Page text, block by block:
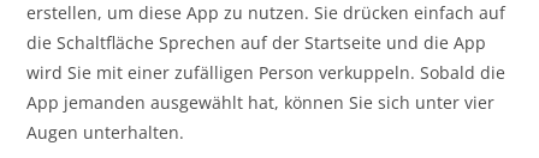
erstellen, um diese App zu nutzen. Sie drücken einfach auf
die Schaltfläche Sprechen auf der Startseite und die App
wird Sie mit einer zufälligen Person verkuppeln. Sobald die
App jemanden ausgewählt hat, können Sie sich unter vier
Augen unterhalten.